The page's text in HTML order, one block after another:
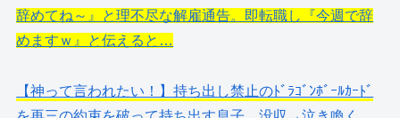
辞めてね～』と理不尽な解雇通告。即転職し『今週で辞
めますｗ』と伝えると…
【神って言われたい！】持ち出し禁止のﾄﾞﾗｺﾞﾝﾎﾞｰﾙｶｰﾄﾞ